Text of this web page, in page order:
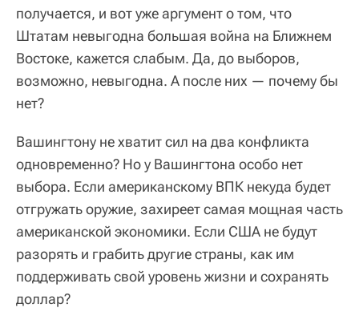
получается, и вот уже аргумент о том, что
Штатам невыгодна большая война на Ближнем
Востоке, кажется слабым. Да, до выборов,
возможно, невыгодна. А после них — почему бы
нет?
Вашингтону не хватит сил на два конфликта
одновременно? Но у Вашингтона особо нет
выбора. Если американскому ВПК некуда будет
отгружать оружие, захиреет самая мощная часть
американской экономики. Если США не будут
разорять и грабить другие страны, как им
поддерживать свой уровень жизни и сохранять
доллар?